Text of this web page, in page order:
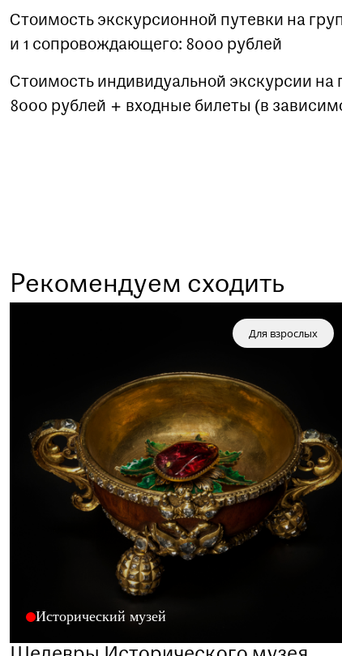
Стоимость экскурсионной путевки на
и 1 сопровождающего: 8000 рублей
Стоимость индивидуальной экскурсии на
8000 рублей + входные билеты (в
Рекомендуем сходить
Исторический музей
Для взрослых